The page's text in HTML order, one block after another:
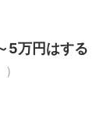
5万円はする